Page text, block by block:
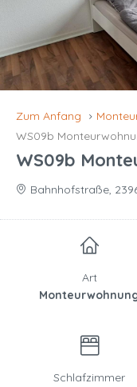
Zum Anfang
WS09b
WS09b
Bahnhofstraße,
Art
Schlafzimmer